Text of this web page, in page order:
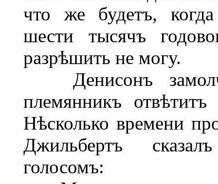
что же будетъ,
шести тысячъ
разрѣшить не могу.
Денисонъ
племянникъ
Нѣсколько времени
Джильбертъ
голосомъ: